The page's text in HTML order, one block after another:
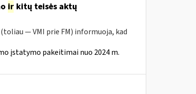
irkitų teisės aktų
— VMI prie FM) informuoja, kad
įstatymo pakeitimai nuo 2024 m.